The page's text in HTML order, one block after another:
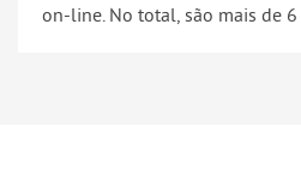
on-line. No total, são mais de 6